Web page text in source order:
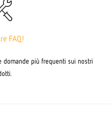
FAQ!
domande più frequenti sui nostri